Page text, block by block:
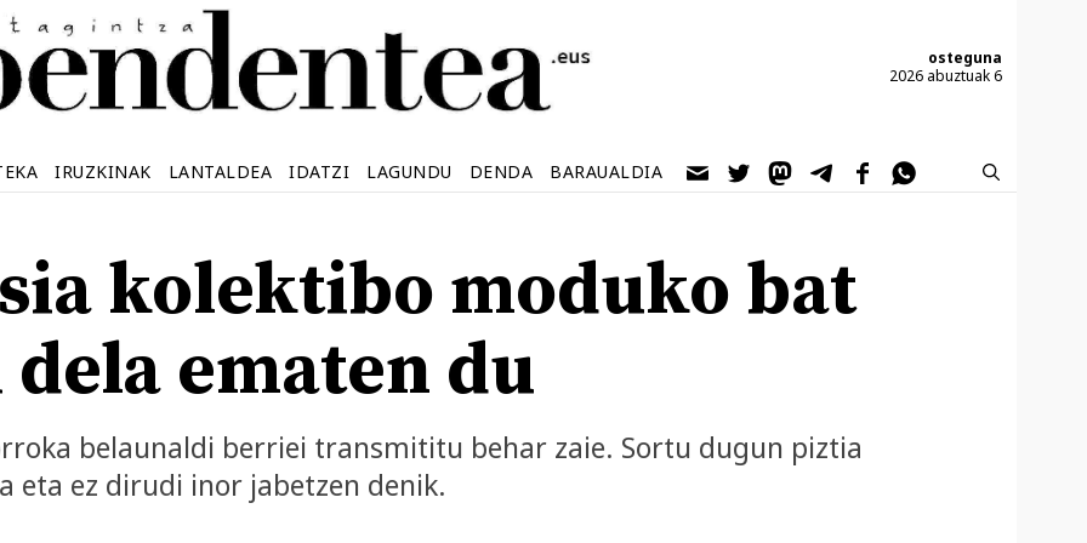
osteguna
2026 abuztuak 6
IRUZKINAK LANTALDEA IDATZI LAGUNDU DENDA BARAUALDIA
kolektibo moduko bat
ematen du
belaunaldi berriei transmititu behar zaie. Sortu dugun piztia
eta ez dirudi inor jabetzen denik.